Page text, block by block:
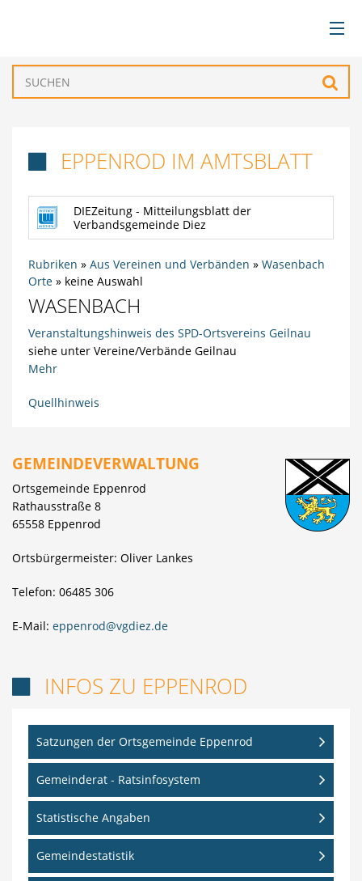
BÜRGERSERVICE
GEMEINDEN
TOURISMUS & FREIZEIT
WIRTSCHAFT
EPPENROD IM AMTSBLATT
DIEZeitung - Mitteilungsblatt der
Verbandsgemeinde Diez
Rubriken » Aus Vereinen und Verbänden » Wasenbach
Orte» keine Auswahl
WASENBACH
Veranstaltungshinweis des SPD-Ortsvereins Geilnau
siehe unter Vereine/Verbände Geilnau
Mehr
Quellhinweis
GEMEINDEVERWALTUNG
Ortsgemeinde Eppenrod
Rathausstraße 8
65558 Eppenrod
Ortsbürgermeister: Oliver Lankes
Telefon: 06485 306
E-Mail: eppenrod@vgdiez.de
INFOS ZU EPPENROD
Satzungen der Ortsgemeinde Eppenrod
Gemeinderat - Ratsinfosystem
Statistische Angaben
Gemeindestatistik